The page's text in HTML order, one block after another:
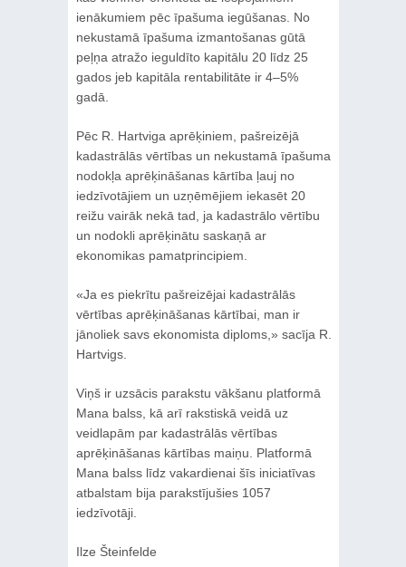
ienākumiem pēc īpašuma iegūšanas. No
nekustamā īpašuma izmantošanas gūtā
peļņa atražo ieguldīto kapitālu 20 līdz 25
gados jeb kapitāla rentabilitāte ir 4–5%
gadā.
Pēc R. Hartviga aprēķiniem, pašreizējā
kadastrālās vērtības un nekustamā īpašuma
nodokļa aprēķināšanas kārtība ļauj no
iedzīvotājiem un uzņēmējiem iekasēt 20
reižu vairāk nekā tad, ja kadastrālo vērtību
un nodokli aprēķinātu saskaņā ar
ekonomikas pamatprincipiem.
«Ja es piekrītu pašreizējai kadastrālās
vērtības aprēķināšanas kārtībai, man ir
jānoliek savs ekonomista diploms,» sacīja R.
Hartvigs.
Viņš ir uzsācis parakstu vākšanu platformā
Mana balss, kā arī rakstiskā veidā uz
veidlapām par kadastrālās vērtības
aprēķināšanas kārtības maiņu. Platformā
Mana balss līdz vakardienai šīs iniciatīvas
atbalstam bija parakstījušies 1057
iedzīvotāji.
Ilze Šteinfelde